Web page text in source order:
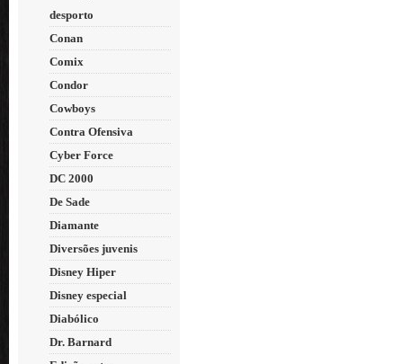
desporto
Conan
Comix
Condor
Cowboys
Contra Ofensiva
Cyber Force
DC 2000
De Sade
Diamante
Diversões juvenis
Disney Hiper
Disney especial
Diabólico
Dr. Barnard